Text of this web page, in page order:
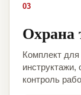
03
Охрана
Комплект
инструктажи,
контроль